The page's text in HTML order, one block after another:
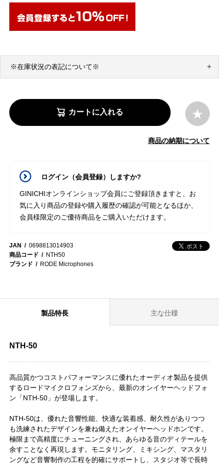
※在庫状況の表記について※
カートに入れる
商品の納期について
ログイン（会員登録）しますか?
GINICHIオンラインショップ会員にご登録頂きますと、お
気に入り商品の登録や購入履歴の確認が可能となるほか、
会員様限定のご優待商品をご購入いただけます。
JAN
0698813014903
商品コード
NTH50
ブランド
RODE Microphones
製品特長 主な仕様
NTH-50
高品質かつコストパフォーマンスに優れたオーディオ製品を提供
するロードマイクロフォンズから、最新のオンイヤーヘッドフォ
ン「NTH-50」が登場します。
NTH-50は、優れた音響性能、快適な装着感、耐久性がありつつ
も洗練されたデザインを兼ね備えたオンイヤーヘッドホンです。
極限まで高精度にチューニングされ、あらゆる音のディテールを
余すことなく再現します。モニタリング、ミキシング、マスタリ
ングなど音響制作の工程を的確にサポートし、スタジオ等で長時